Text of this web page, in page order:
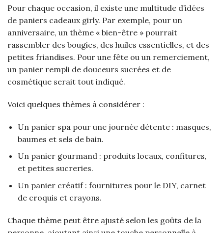
Pour chaque occasion, il existe une multitude d’idées
de paniers cadeaux girly. Par exemple, pour un
anniversaire, un thème « bien-être » pourrait
rassembler des bougies, des huiles essentielles, et des
petites friandises. Pour une fête ou un remerciement,
un panier rempli de douceurs sucrées et de
cosmétique serait tout indiqué.
Voici quelques thèmes à considérer :
Un panier spa pour une journée détente : masques,
baumes et sels de bain.
Un panier gourmand : produits locaux, confitures,
et petites sucreries.
Un panier créatif : fournitures pour le DIY, carnet
de croquis et crayons.
Chaque thème peut être ajusté selon les goûts de la